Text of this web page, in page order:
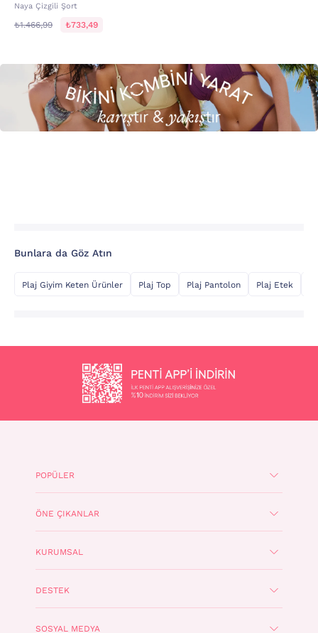
Naya Çizgili Şort
₺1.466,99 ₺733,49
Bunlara da Göz Atın
Plaj Giyim Keten Ürünler Plaj Top Plaj Pantolon Plaj Etek
POPÜLER
ÖNE ÇIKANLAR
KURUMSAL
DESTEK
SOSYAL MEDYA